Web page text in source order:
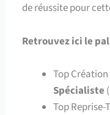
de réussite pour
Retrouvez ici le
Top
Spécialiste
Top